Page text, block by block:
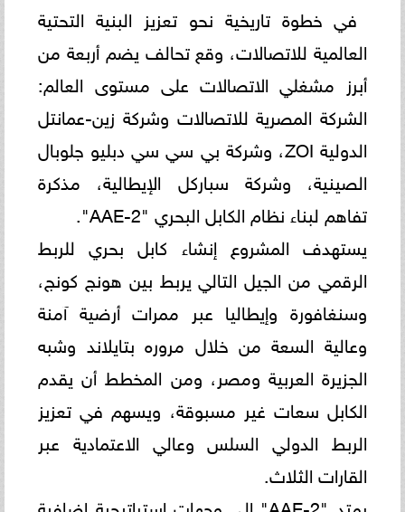
في خطوة تاريخية نحو تعزيز البنية التحتية
العالمية للاتصالات، وقع تحالف يضم أربعة من
أبرز مشغلي الاتصالات على مستوى العالم:
الشركة المصرية للاتصالات وشركة زين-عمانتل
الدولية ZOI، وشركة بي سي سي دبليو جلوبال
الصينية، وشركة سباركل الإيطالية، مذكرة
تفاهم لبناء نظام الكابل البحري "AAE-2".
يستهدف المشروع إنشاء كابل بحري للربط
الرقمي من الجيل التالي يربط بين هونج كونج،
وسنغافورة وإيطاليا عبر ممرات أرضية آمنة
وعالية السعة من خلال مروره بتايلاند وشبه
الجزيرة العربية ومصر، ومن المخطط أن يقدم
الكابل سعات غير مسبوقة، ويسهم في تعزيز
الربط الدولي السلس وعالي الاعتمادية عبر
القارات الثلاث.
يمتد "AAE-2" إلى وجهات استراتيجية إضافية